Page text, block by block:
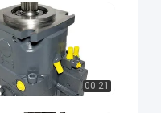
01-08
مضخة
هيدروليكية,المضخة
00:21